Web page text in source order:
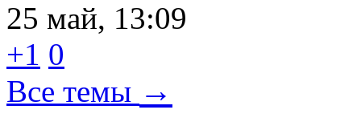
25 май, 13:09
+1 0
Все темы →